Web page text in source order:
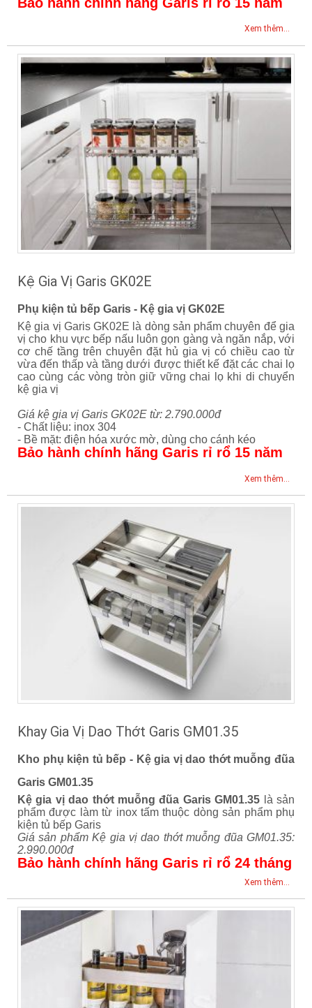
Xem thêm...
Kệ Gia Vị Garis GK02E
Phụ kiện tủ bếp Garis - Kệ gia vị GK02E
Kệ gia vị Garis GK02E là dòng sản phẩm chuyên để gia
vị cho khu vực bếp nấu luôn gọn gàng và ngăn nắp, với
cơ chế tầng trên chuyên đặt hủ gia vị có chiều cao từ
vừa đến thấp và tầng dưới được thiết kế đặt các chai lọ
cao cùng các vòng tròn giữ vững chai lọ khi di chuyển
kệ gia vị
Giá kệ gia vị Garis GK02E từ: 2.790.000đ
- Chất liệu: inox 304
- Bề mặt: điện hóa xước mờ, dùng cho cánh kéo
Bảo hành chính hãng Garis rỉ rổ 15 năm
Xem thêm...
Khay Gia Vị Dao Thớt Garis GM01.35
Kho phụ kiện tủ bếp - Kệ gia vị dao thớt muỗng đũa
Garis GM01.35
Kệ gia vị dao thớt muỗng đũa Garis GM01.35 là sản
phẩm được làm từ inox tấm thuộc dòng sản phẩm phụ
kiện tủ bếp Garis
Giá sản phẩm Kệ gia vị dao thớt muỗng đũa GM01.35:
2.990.000đ
Bảo hành chính hãng Garis rỉ rổ 24 tháng
Xem thêm...